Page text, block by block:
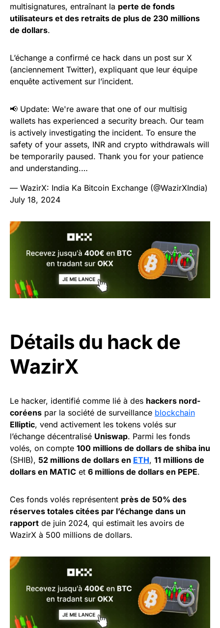
multisignatures, entraînant la perte de fonds
utilisateurs et des retraits de plus de 230 millions
de dollars.
L’échange a confirmé ce hack dans un post sur X
(anciennement Twitter), expliquant que leur équipe
enquête activement sur l’incident.
📢 Update: We're aware that one of our multisig
wallets has experienced a security breach. Our team
is actively investigating the incident. To ensure the
safety of your assets, INR and crypto withdrawals will
be temporarily paused. Thank you for your patience
and understanding.…
— WazirX: India Ka Bitcoin Exchange (@WazirXIndia)
July 18, 2024
Détails du hack de
WazirX
Le hacker, identifié comme lié à des hackers nord-
coréens par la société de surveillance blockchain
Elliptic, vend activement les tokens volés sur
l’échange décentralisé Uniswap. Parmi les fonds
volés, on compte 100 millions de dollars de shiba inu
(SHIB), 52 millions de dollars en ETH, 11 millions de
dollars en MATIC et 6 millions de dollars en PEPE.
Ces fonds volés représentent près de 50% des
réserves totales citées par l’échange dans un
rapport de juin 2024, qui estimait les avoirs de
WazirX à 500 millions de dollars.